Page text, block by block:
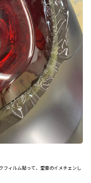
フィルム貼って、愛車のイメチェンし